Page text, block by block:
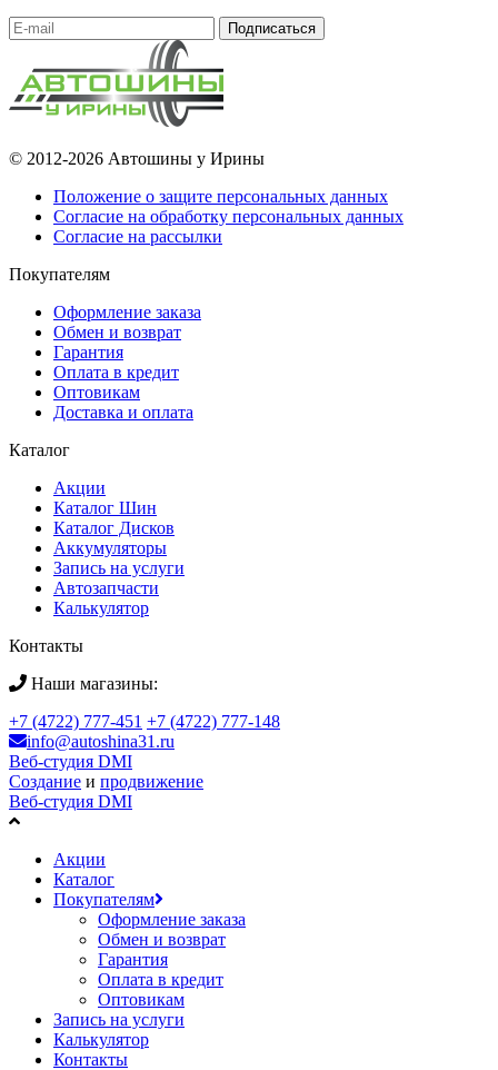
Подписаться
© 2012-2026 Автошины у Ирины
Положение о защите персональных данных
Согласие на обработку персональных данных
Согласие на рассылки
Покупателям
Оформление заказа
Обмен и возврат
Гарантия
Оплата в кредит
Оптовикам
Доставка и оплата
Каталог
Акции
Каталог Шин
Каталог Дисков
Аккумуляторы
Запись на услуги
Автозапчасти
Калькулятор
Контакты
Наши магазины:
+7 (4722) 777-451 +7 (4722) 777-148
info@autoshina31.ru
Веб-студия DMI
Создание и продвижение
Веб-студия DMI
Акции
Каталог
Покупателям
Оформление заказа
Обмен и возврат
Гарантия
Оплата в кредит
Оптовикам
Запись на услуги
Калькулятор
Контакты